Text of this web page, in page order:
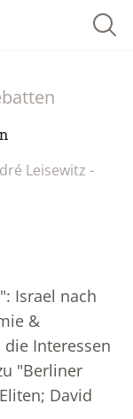
Leisewitz -
Israel nach
&
Interessen
"Berliner
David